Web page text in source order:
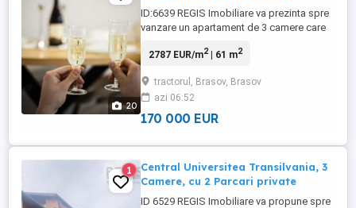
20
ID:6639 REGIS Imobiliare va prezinta spre
vanzare un apartament de 3 camere care
oportunitate de investitie, un business
diferenta: -Design premium: interior
realizat integral de designer, oferind un
ambient modern, elegant si ...
2787 EUR/m2| 61 m2
tractorul, Brasov, Brasov
azi 06:52
170 000 EUR
1
Central Universitea Transilvania, 3
Camere, cu 2 Parcari private
ID 6529 REGIS Imobiliare va propune spre